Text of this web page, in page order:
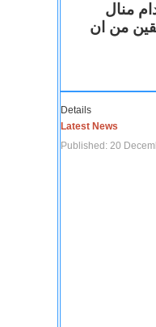
منال
من ان
Details
Latest News
Published: 20